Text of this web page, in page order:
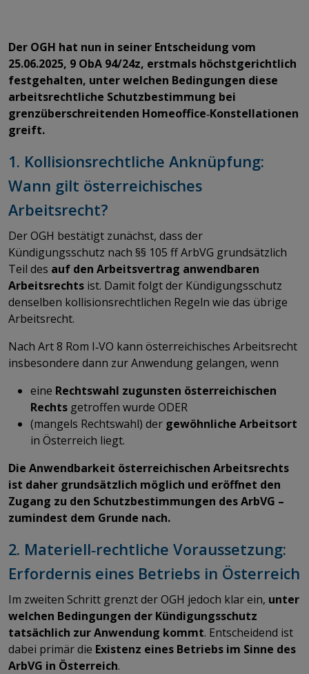
Der OGH hat nun in seiner Entscheidung vom
25.06.2025, 9 ObA 94/24z, erstmals höchstgerichtlich
festgehalten, unter welchen Bedingungen diese
arbeitsrechtliche Schutzbestimmung bei
grenzüberschreitenden Homeoffice‑Konstellationen
greift.
1. Kollisionsrechtliche Anknüpfung:
Wann gilt österreichisches
Arbeitsrecht?
Der OGH bestätigt zunächst, dass der
Kündigungsschutz nach §§ 105 ff ArbVG grundsätzlich
Teil des auf den Arbeitsvertrag anwendbaren
Arbeitsrechts ist. Damit folgt der Kündigungsschutz
denselben kollisionsrechtlichen Regeln wie das übrige
Arbeitsrecht.
Nach Art 8 Rom I‑VO kann österreichisches Arbeitsrecht
insbesondere dann zur Anwendung gelangen, wenn
eine Rechtswahl zugunsten österreichischen
Rechts getroffen wurde ODER
(mangels Rechtswahl) der gewöhnliche Arbeitsort
in Österreich liegt.
Die Anwendbarkeit österreichischen Arbeitsrechts
ist daher grundsätzlich möglich und eröffnet den
Zugang zu den Schutzbestimmungen des ArbVG –
zumindest dem Grunde nach.
2. Materiell‑rechtliche Voraussetzung:
Erfordernis eines Betriebs in Österreich
Im zweiten Schritt grenzt der OGH jedoch klar ein, unter
welchen Bedingungen der Kündigungsschutz
tatsächlich zur Anwendung kommt. Entscheidend ist
dabei primär die Existenz eines Betriebs im Sinne des
ArbVG in Österreich.